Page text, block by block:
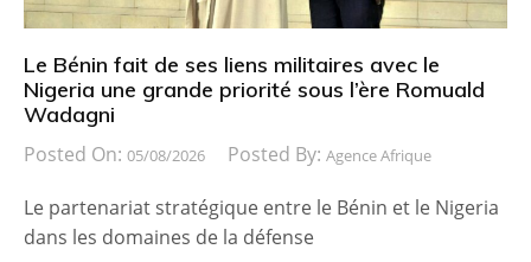
Le Bénin fait de ses liens militaires avec le
Nigeria une grande priorité sous l’ère Romuald
Wadagni
Posted On: 05/08/2026 Posted By: Agence Afrique
Le partenariat stratégique entre le Bénin et le Nigeria
dans les domaines de la défense